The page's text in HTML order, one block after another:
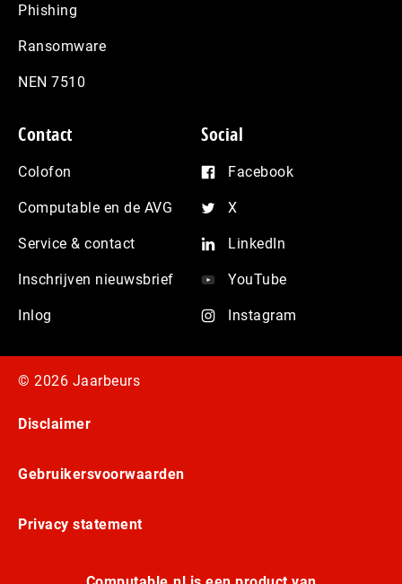
Phishing
Ransomware
NEN 7510
Contact
Colofon
Computable en de AVG
Service & contact
Inschrijven nieuwsbrief
Inlog
Social
Facebook
X
LinkedIn
YouTube
Instagram
© 2026 Jaarbeurs
Disclaimer
Gebruikersvoorwaarden
Privacy statement